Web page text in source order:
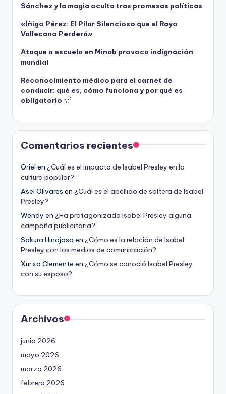
Sánchez y la magia oculta tras promesas políticas
«Íñigo Pérez: El Pilar Silencioso que el Rayo
Vallecano Perderá»
Ataque a escuela en Minab provoca indignación
mundial
Reconocimiento médico para el carnet de
conducir: qué es, cómo funciona y por qué es
obligatorio
Comentarios recientes
Oriel en ¿Cuál es el impacto de Isabel Presley en la
cultura popular?
Asel Olivares en ¿Cuál es el apellido de soltera de Isabel
Presley?
Wendy en ¿Ha protagonizado Isabel Presley alguna
campaña publicitaria?
Sakura Hinojosa en ¿Cómo es la relación de Isabel
Presley con los medios de comunicación?
Xurxo Clemente en ¿Cómo se conoció Isabel Presley
con su esposo?
Archivos
junio 2026
mayo 2026
marzo 2026
febrero 2026